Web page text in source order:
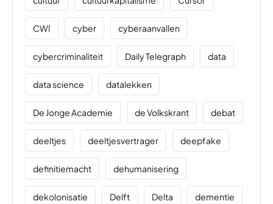
CWI cyber cyberaanvallen
cybercriminaliteit Daily Telegraph data
data science datalekken
De Jonge Academie de Volkskrant debat
deeltjes deeltjesvertrager deepfake
definitiemacht dehumanisering
dekolonisatie Delft Delta dementie